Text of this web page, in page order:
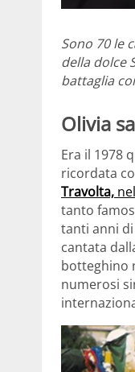
Sono 70 le
della dolce
battaglia
Olivia
Era il 1978
ricordata
Travolta,
tanto
tanti anni
cantata
botteghino
numerosi